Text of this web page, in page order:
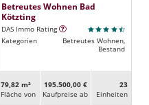
Betreutes Wohnen Bad
Kötzting
DAS Immo Rating
Kategorien
Betreutes Wohnen,
Bestand
79,82 m²
Fläche von
195.500,00 €
Kaufpreise ab
23
Ein­heiten